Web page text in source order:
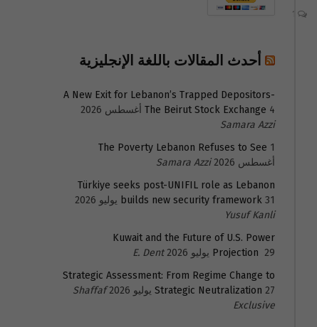
أحدث المقالات باللغة الإنجليزية
A New Exit for Lebanon’s Trapped Depositors-
The Beirut Stock Exchange 4 أغسطس 2026
Samara Azzi
The Poverty Lebanon Refuses to See 1
أغسطس 2026
Samara Azzi
Türkiye seeks post-UNIFIL role as Lebanon
builds new security framework 31 يوليو 2026
Yusuf Kanli
Kuwait and the Future of U.S. Power
Projection 29 يوليو 2026
E. Dent
Strategic Assessment: From Regime Change to
Strategic Neutralization 27 يوليو 2026
Shaffaf
Exclusive